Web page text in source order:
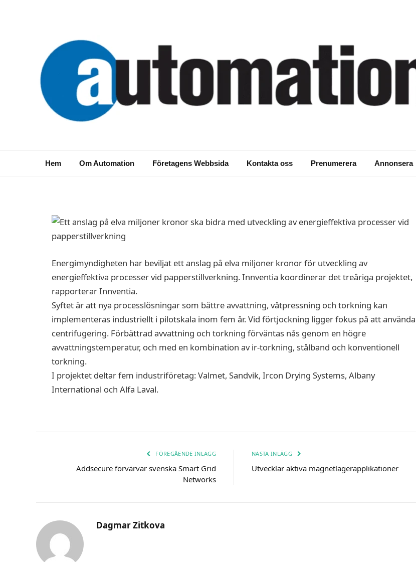
Hem Om Automation Företagens Webbsida Kontakta oss Prenumerera Annonsera
NYHETER
Forskningsprogram om energieffektiv
Energimyndigheten har beviljat ett anslag på elva miljoner kronor för utveckling av
energieffektiva processer vid papperstillverkning. Innventia koordinerar det treåriga projektet,
rapporterar Innventia.
Syftet är att nya processlösningar som bättre avvattning, våtpressning och torkning kan
implementeras industriellt i pilotskala inom fem år. Vid förtjockning ligger fokus på att använda
centrifugering. Förbättrad avvattning och torkning förväntas nås genom en högre
avvattningstemperatur, och med en kombination av ir-torkning, stålband och konventionell
torkning.
I projektet deltar fem industriföretag: Valmet, Sandvik, Ircon Drying Systems, Albany
International och Alfa Laval.
FÖREGÅENDE INLÄGG
Addsecure förvärvar svenska Smart Grid
Networks
NÄSTA INLÄGG
Utvecklar aktiva magnetlagerapplikationer
Dagmar Zitkova